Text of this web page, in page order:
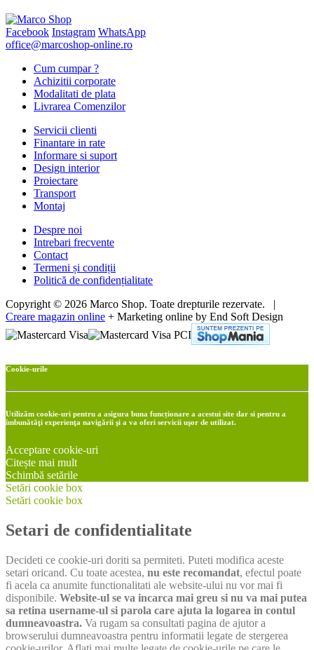
Facebook Instagram WhatsApp
office@marcoshop-online.ro
Cum cumpar ?
Achizitii corporate
Modalitati de plata
Livrarea Comenzilor
Servicii clienti
Finantare in rate
Informare si suport
Design interior
Proiectare
Transport
Montaj
Despre noi
Intrebari frecvente
Contact
Termeni și condiții
Politică de confidențialitate
Copyright © 2026 Marco Shop. Toate drepturile rezervate. |
Creare magazin online + Marketing online by End Soft Design
Cookie-urile
Utilizăm cookie-uri pentru a asigura buna funcționare a acestui site dar si pentru a
îmbunătăţi experienţa navigării şi a va oferi servicii uşor de utilizat.
Acceptare cookie-uri
Citește mai mult
Schimbă setările
Setări cookie box
Setări cookie box
Setari de confidentialitate
Decideti ce cookie-uri doriti sa permiteti. Puteti modifica aceste
setari oricand. Cu toate acestea, nu este recomandat, efectul poate
fi acela ca anumite functionalitati ale website-ului nu vor mai fi
disponibile. Website-ul se va incarca mai greu si nu va mai putea
sa retina username-ul si parola care ajuta la logarea in contul
dumneavoastra. Va rugam sa consultati pagina de ajutor a
browserului dumneavoastra pentru informatii legate de stergerea